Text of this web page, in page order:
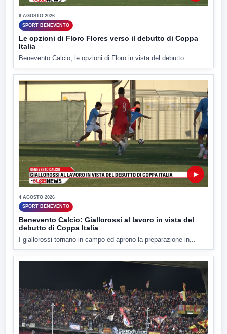
6 AGOSTO 2026
SPORT BENEVENTO
Le opzioni di Floro Flores verso il debutto di Coppa
Italia
Benevento Calcio, le opzioni di Floro in vista del debutto...
▶
4 AGOSTO 2026
SPORT BENEVENTO
Benevento Calcio: Giallorossi al lavoro in vista del
debutto di Coppa Italia
I giallorossi tornano in campo ed aprono la preparazione in...